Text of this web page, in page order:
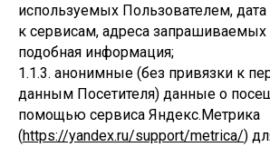
используемых Пользователем,
к сервисам, адреса запрашиваемых
подобная информация;
1.1.3. анонимные (без привязки к
данным Посетителя) данные о
помощью сервиса Яндекс.Метрика
(https://yandex.ru/support/metrica/)